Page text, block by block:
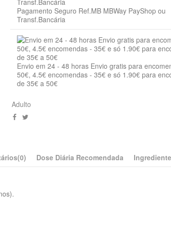
Pagamento Seguro Ref.MB MBWay PayShop ou
Transf.Bancária
Envio em 24 - 48 horas Envio gratis para
50€, 4.5€ encomendas - 35€ e só 1.90€ para
de 35€ a 50€
Adulto
(0) Dose Diária Recomendada